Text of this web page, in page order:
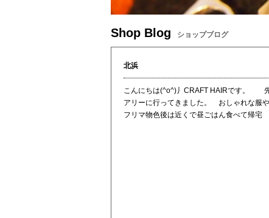
Shop Blog ショップブログ
北浜
こんにちは(^o^)丿CRAFT HAIRです。 先
アリーに行ってきました。 おしゃれな服
フリマ物色後は近くで昼ごはん食べて帰